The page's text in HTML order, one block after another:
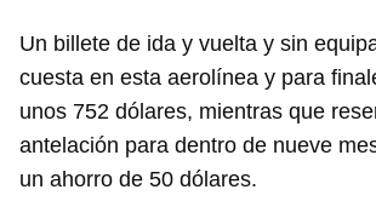
Un billete de ida y vuelta y sin
cuesta en esta aerolínea y para
unos 752 dólares, mientras que
antelación para dentro de nueve
un ahorro de 50 dólares.